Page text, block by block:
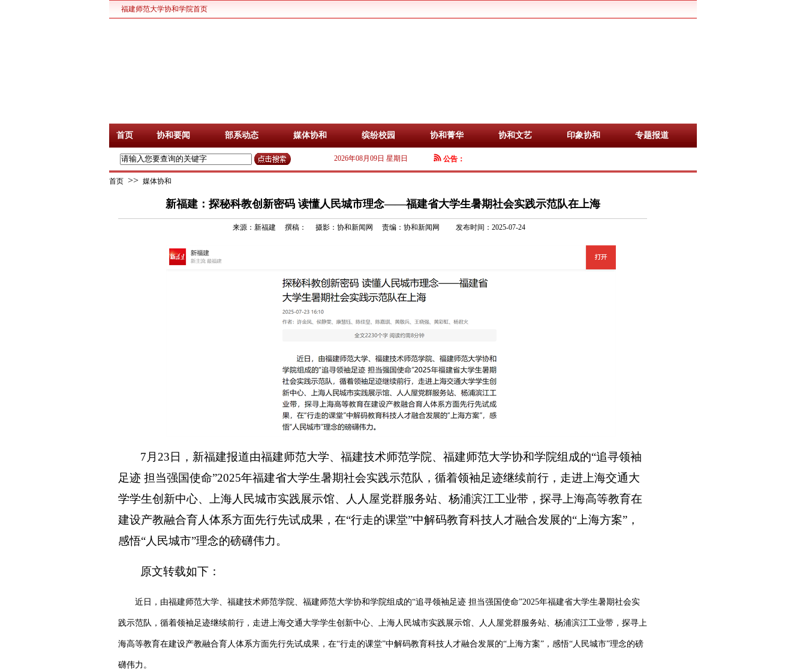
福建师范大学协和学院首页
首页 协和要闻 部系动态 媒体协和 缤纷校园 协和菁华 协和文艺 印象协和 专题报道
2026年08月09日 星期日 公告：
首页 >> 媒体协和
新福建：探秘科教创新密码 读懂人民城市理念——福建省大学生暑期社会实践示范队在上海
来源：新福建 撰稿： 摄影：协和新闻网 责编：协和新闻网 发布时间：2025-07-24
7 月 23 日，新福建报道由福建师范大学、福建技术师范学院、福建师范大学协和学院组成的“追寻领袖
足迹 担当强国使命”2025年福建省大学生暑期社会实践示范队，循着领袖足迹继续前行，走进上海交通大
学学生创新中心、上海人民城市实践展示馆、人人屋党群服务站、杨浦滨江工业带，探寻上海高等教育在
建设产教融合育人体系方面先行先试成果，在“行走的课堂”中解码教育科技人才融合发展的“上海方案”，
感悟“人民城市”理念的磅礴伟力。
原文转载如下：
近日，由福建师范大学、福建技术师范学院、福建师范大学协和学院组成的“追寻领袖足迹 担当强国使命”2025年福建省大学生暑期社会实
践示范队，循着领袖足迹继续前行，走进上海交通大学学生创新中心、上海人民城市实践展示馆、人人屋党群服务站、杨浦滨江工业带，探寻上
海高等教育在建设产教融合育人体系方面先行先试成果，在“行走的课堂”中解码教育科技人才融合发展的“上海方案”，感悟“人民城市”理念的磅
礴伟力。